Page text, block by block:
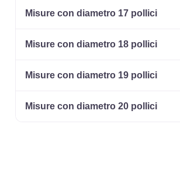
215/60 R16 95H HP Disponibile
Misure con diametro 17 pollici
Misure con diametro 18 pollici
Misure con diametro 19 pollici
Misure con diametro 20 pollici